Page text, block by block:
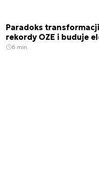
Paradoks
rekordy OZE i buduje
6 min.